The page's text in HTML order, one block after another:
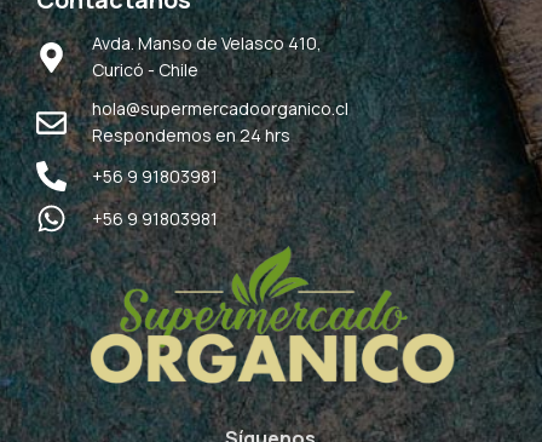
Avda. Manso de Velasco 410,
Curicó - Chile
hola@supermercadoorganico.cl
Respondemos en 24 hrs
+56 9 91803981
+56 9 91803981